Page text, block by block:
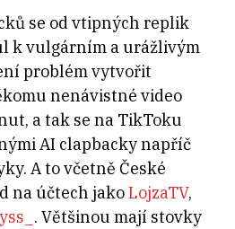
se od vtipných replik
k vulgárním a urážlivým
problém vytvořit
nenávistné video
a tak se na TikToku
AI clapbacky napříč
A to včetně České
na účtech jakoLojzaTV,
. Většinou mají stovky